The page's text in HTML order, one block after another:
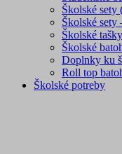
Školské sety
Školské
Školské
Školské
Doplnky ku
Roll top
Školské potreby